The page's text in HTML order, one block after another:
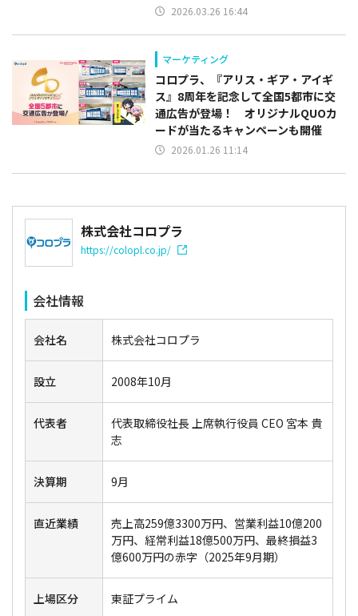
2026.03.26 16:44
マーケティング
コロプラ、『アリス・ギア・アイギ
ス』8周年を記念して全国5都市に交
通広告が登場！ オリジナルQUOカ
ードが当たるキャンペーンも開催
2026.01.26 11:14
株式会社コロプラ
https://colopl.co.jp/
会社情報
会社名 株式会社コロプラ
設立 2008年10月
代表者
代表取締役社長 上席執行役員 CEO 宮本 貴
志
決算期 9月
直近業績
売上高259億3300万円、営業利益10億200
万円、経常利益18億500万円、最終損益3
億600万円の赤字（2025年9月期）
上場区分 東証プライム